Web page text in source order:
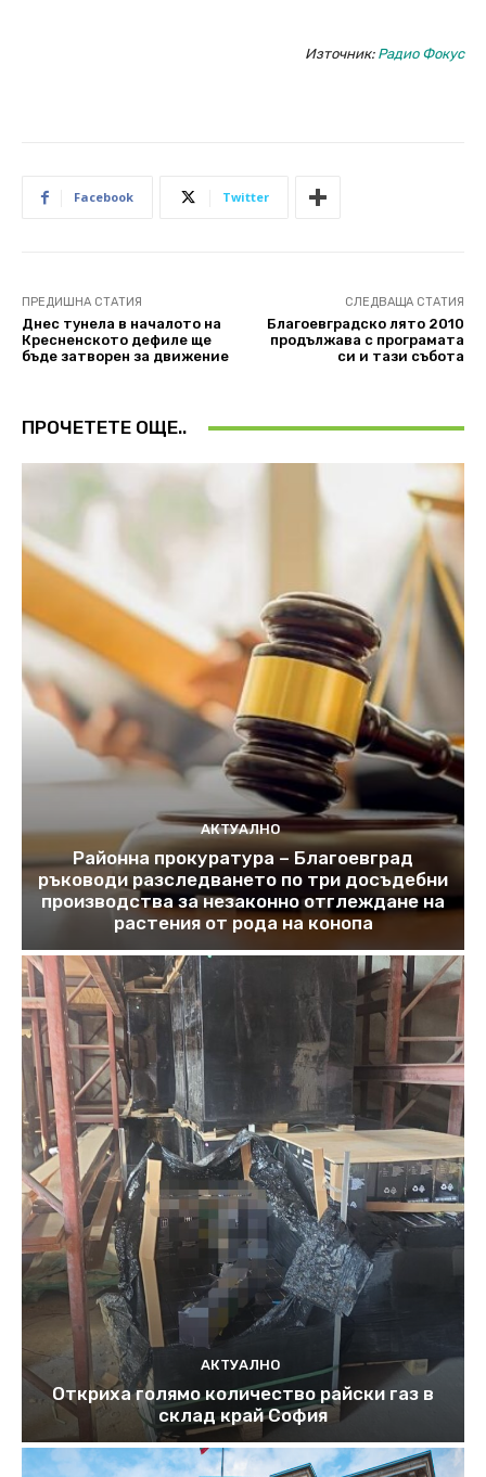
Източник: Радио Фокус
Facebook Twitter
ПРЕДИШНА СТАТИЯ
Днес тунела в началото на
Кресненското дефиле ще
бъде затворен за движение
СЛЕДВАЩА СТАТИЯ
Благоевградско лято 2010
продължава с програмата
си и тази събота
ПРОЧЕТЕТЕ ОЩЕ..
АКТУАЛНО
Районна прокуратура – Благоевград
ръководи разследването по три досъдебни
производства за незаконно отглеждане на
растения от рода на конопа
АКТУАЛНО
Откриха голямо количество райски газ в
склад край София